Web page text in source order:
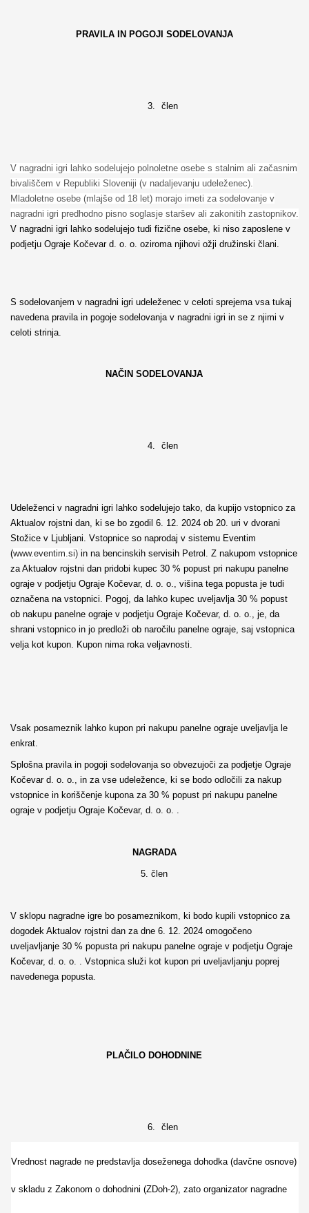
PRAVILA IN POGOJI SODELOVANJA
3. člen
V nagradni igri lahko sodelujejo polnoletne osebe s stalnim ali začasnim
bivališčem v Republiki Sloveniji (v nadaljevanju udeleženec).
Mladoletne osebe (mlajše od 18 let) morajo imeti za sodelovanje v
nagradni igri predhodno pisno soglasje staršev ali zakonitih zastopnikov.
V nagradni igri lahko sodelujejo tudi fizične osebe, ki niso zaposlene v
podjetju Ograje Kočevar d. o. o. oziroma njihovi ožji družinski člani.
S sodelovanjem v nagradni igri udeleženec v celoti sprejema vsa tukaj
navedena pravila in pogoje sodelovanja v nagradni igri in se z njimi v
celoti strinja.
NAČIN SODELOVANJA
4. člen
Udeleženci v nagradni igri lahko sodelujejo tako, da kupijo vstopnico za
Aktualov rojstni dan, ki se bo zgodil 6. 12. 2024 ob 20. uri v dvorani
Stožice v Ljubljani. Vstopnice so naprodaj v sistemu Eventim
(www.eventim.si)in na bencinskih servisih Petrol. Z nakupom vstopnice
za Aktualov rojstni dan pridobi kupec 30 % popust pri nakupu panelne
ograje v podjetju Ograje Kočevar, d. o. o., višina tega popusta je tudi
označena na vstopnici. Pogoj, da lahko kupec uveljavlja 30 % popust
ob nakupu panelne ograje v podjetju Ograje Kočevar, d. o. o., je, da
shrani vstopnico in jo predloži ob naročilu panelne ograje, saj vstopnica
velja kot kupon. Kupon nima roka veljavnosti.
Vsak posameznik lahko kupon pri nakupu panelne ograje uveljavlja le
enkrat.
Splošna pravila in pogoji sodelovanja so obvezujoči za podjetje Ograje
Kočevar d. o. o., in za vse udeležence, ki se bodo odločili za nakup
vstopnice in koriščenje kupona za 30 % popust pri nakupu panelne
ograje v podjetju Ograje Kočevar, d. o. o. .
NAGRADA
5. člen
V sklopu nagradne igre bo posameznikom, ki bodo kupili vstopnico za
dogodek Aktualov rojstni dan za dne 6. 12. 2024 omogočeno
uveljavljanje 30 % popusta pri nakupu panelne ograje v podjetju Ograje
Kočevar, d. o. o. . Vstopnica služi kot kupon pri uveljavljanju poprej
navedenega popusta.
PLAČILO DOHODNINE
6. člen
Vrednost nagrade ne predstavlja doseženega dohodka (davčne osnove)
v skladu z Zakonom o dohodnini (ZDoh-2), zato organizator nagradne